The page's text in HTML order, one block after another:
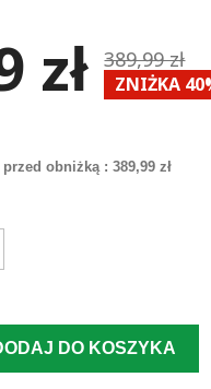
zł 389,99 zł
ZNIŻKA
obniżką : 389,99 zł
DO KOSZYKA